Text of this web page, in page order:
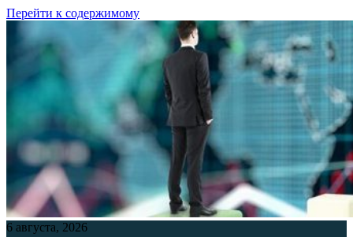
Перейти к содержимому
6 августа, 2026